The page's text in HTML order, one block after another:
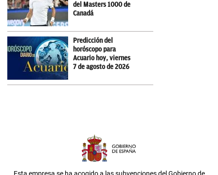
del Masters 1000 de
Canadá
Predicción del
horóscopo para
Acuario hoy, viernes
7 de agosto de 2026
Esta empresa se ha acogido a las subvenciones del Gobierno de